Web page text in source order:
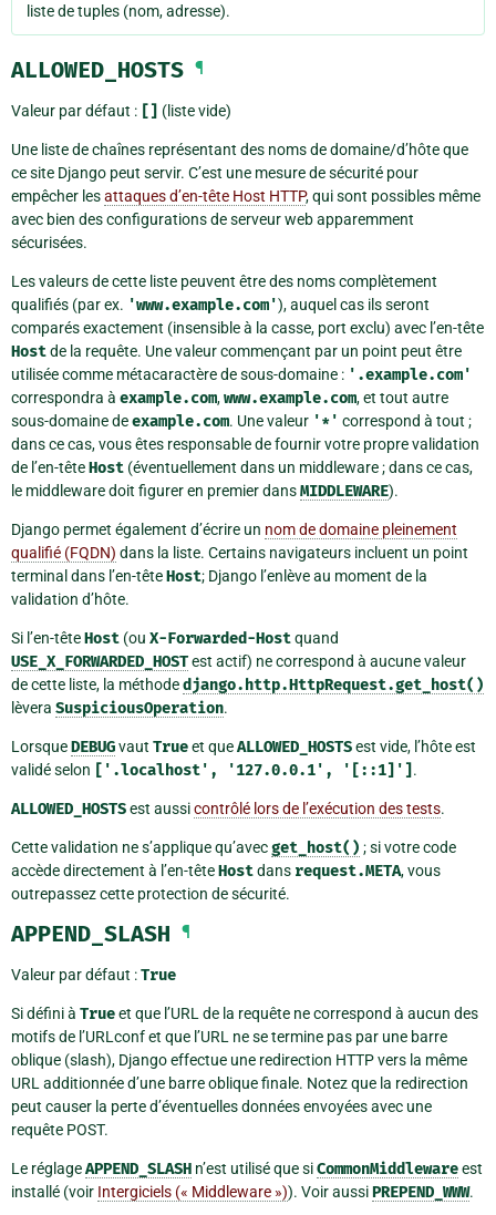
liste de tuples (nom, adresse).
ALLOWED_HOSTS ¶
Valeur par défaut : [] (liste vide)
Une liste de chaînes représentant des noms de domaine/d’hôte que
ce site Django peut servir. C’est une mesure de sécurité pour
empêcher lesattaques d’en-tête Host HTTP, qui sont possibles même
avec bien des configurations de serveur web apparemment
sécurisées.
Les valeurs de cette liste peuvent être des noms complètement
qualifiés (par ex. 'www.example.com'), auquel cas ils seront
comparés exactement (insensible à la casse, port exclu) avec l’en-tête
Hostde la requête. Une valeur commençant par un point peut être
utilisée comme métacaractère de sous-domaine : '.example.com'
correspondra à example.com,www.example.com, et tout autre
sous-domaine deexample.com. Une valeur '*' correspond à tout ;
dans ce cas, vous êtes responsable de fournir votre propre validation
de l’en-têteHost (éventuellement dans un middleware ; dans ce cas,
le middleware doit figurer en premier dansMIDDLEWARE).
Django permet également d’écrire un nom de domaine pleinement
qualifié (FQDN) dans la liste. Certains navigateurs incluent un point
terminal dans l’en-têteHost; Django l’enlève au moment de la
validation d’hôte.
Si l’en-têteHost (ou X-Forwarded-Hostquand
USE_X_FORWARDED_HOSTest actif) ne correspond à aucune valeur
de cette liste, la méthodedjango.http.HttpRequest.get_host()
lèvera SuspiciousOperation.
LorsqueDEBUGvaut Trueet queALLOWED_HOSTSest vide, l’hôte est
validé selon ['.localhost', '127.0.0.1', '[::1]'] .
ALLOWED_HOSTSest aussicontrôlé lors de l’exécution des tests.
Cette validation ne s’applique qu’avecget_host() ; si votre code
accède directement à l’en-têteHostdans request.META, vous
outrepassez cette protection de sécurité.
APPEND_SLASH ¶
Valeur par défaut :True
Si défini à Trueet que l’URL de la requête ne correspond à aucun des
motifs de l’URLconf et que l’URL ne se termine pas par une barre
oblique (slash), Django effectue une redirection HTTP vers la même
URL additionnée d’une barre oblique finale. Notez que la redirection
peut causer la perte d’éventuelles données envoyées avec une
requête POST.
Le réglageAPPEND_SLASH n’est utilisé que siCommonMiddlewareest
installé (voir Intergiciels (« Middleware »)). Voir aussiPREPEND_WWW.